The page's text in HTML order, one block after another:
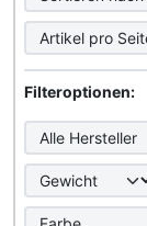
Hier können
Filteroptionen: